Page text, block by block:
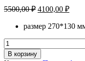
5500,00₽
составляла
4100,00 ₽
размер 270*130
Количество
товара
В корзину